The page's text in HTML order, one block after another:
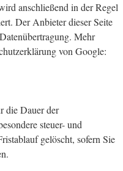
anschließend in der Regel
Der Anbieter dieser Seite
Mehr
von Google:
die Dauer der
steuer- und
gelöscht, sofern Sie